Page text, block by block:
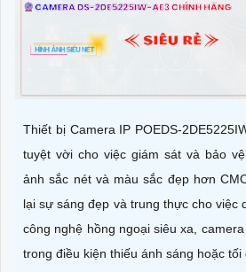
Thiết bị Camera IP POEDS-
tuyệt vời cho việc giám sát và bảo
ảnh sắc nét và màu sắc đẹp hơn
lại sự sáng đẹp và trung thực cho việc
công nghệ hồng ngoại siêu xa,
trong điều kiện thiếu ánh sáng hoặc tối